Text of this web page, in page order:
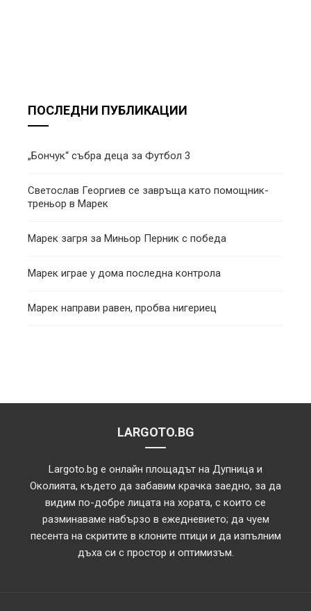
ПОСЛЕДНИ ПУБЛИКАЦИИ
„Бончук“ събра деца за Футбол 3
Светослав Георгиев се завръща като помощник-
треньор в Марек
Марек загря за Миньор Перник с победа
Марек играе у дома последна контрола
Марек направи равен, пробва нигериец
LARGOTO.BG
Largoto.bg е онлайн площадът на Дупница и
Околията, където да забавим крачка заедно, за да
видим по-добре лицата на хората, с които се
разминаваме набързо в ежедневието; да чуем
песента на скритите в клоните птици и да изпълним
дъха си с простор и оптимизъм.